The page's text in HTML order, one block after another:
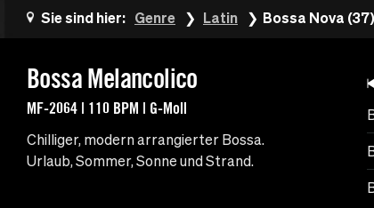
Sie sind hier: Genre Latin Bossa Nova (37)
Bossa Melancolico
MF-2064 | 110 BPM | G-Moll
Chilliger, modern arrangierter Bossa.
Urlaub, Sommer, Sonne und Strand.